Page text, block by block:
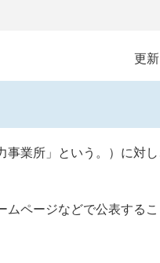
更
業所」という。）に対
ページなどで公表する